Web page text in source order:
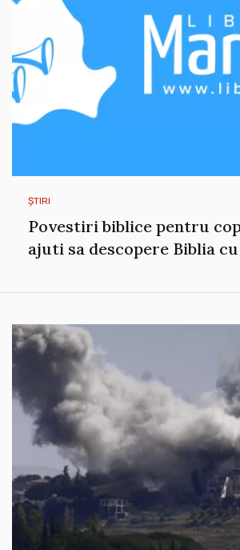
ȘTIRI
Povestiri biblice pentru
ajuti sa descopere Biblia